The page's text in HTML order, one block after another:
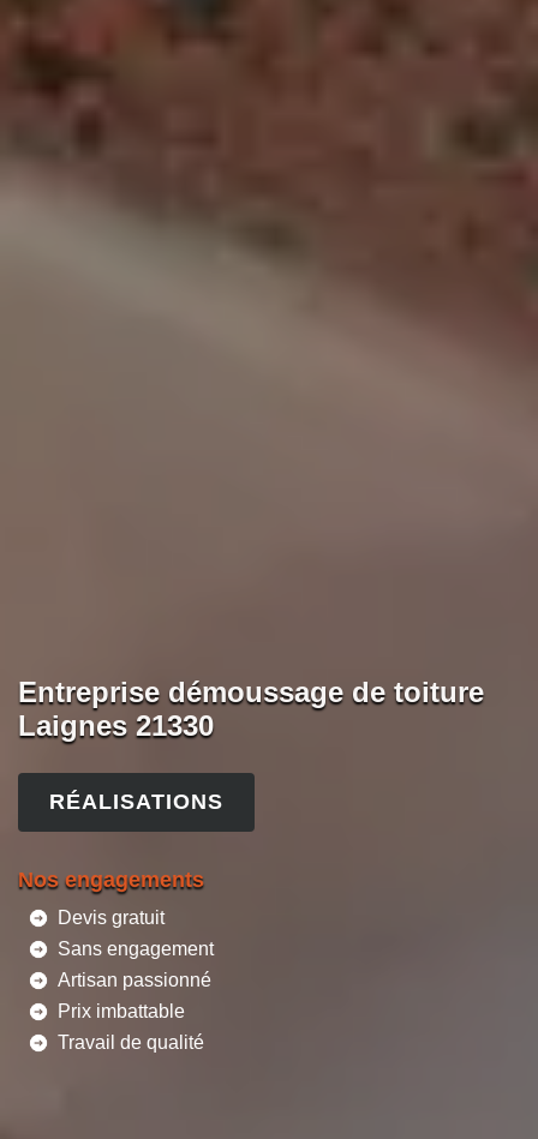
Entreprise démoussage de toiture
Laignes 21330
RÉALISATIONS
Nos engagements
Devis gratuit
Sans engagement
Artisan passionné
Prix imbattable
Travail de qualité